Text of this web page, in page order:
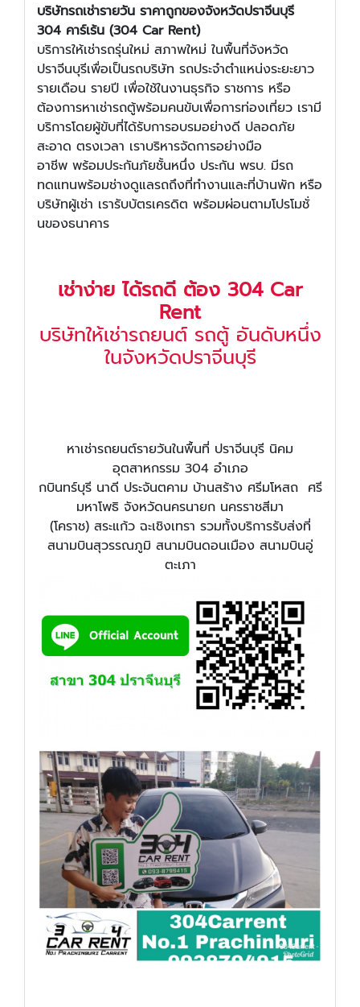
บริษัทรถเช่ารายวัน ราคาถูกของจังหวัดปราจีนบุรี
304 คาร์เร้น (304 Car Rent)
บริการให้เช่ารถรุ่นใหม่ สภาพใหม่ ในพื้นที่จังหวัด
ปราจีนบุรีเพื่อเป็นรถบริษัท รถประจำตำแหน่งระยะยาว
รายเดือน รายปี เพื่อใช้ในงานธุรกิจ ราชการ หรือ
ต้องการหาเช่ารถตู้พร้อมคนขับเพื่อการท่องเที่ยว เรามี
บริการโดยผู้ขับที่ได้รับการอบรมอย่างดี ปลอดภัย
สะอาด ตรงเวลา เราบริหารจัดการอย่างมือ
อาชีพ พร้อมประกันภัยชั้นหนึ่ง ประกัน พรบ. มีรถ
ทดแทนพร้อมช่างดูแลรถถึงที่ทำงานและที่บ้านพัก หรือ
บริษัทผู้เช่า เรารับบัตรเครดิต พร้อมผ่อนตามโปรโมชั่
นของธนาคาร
เช่าง่าย ได้รถดี ต้อง 304 Car
Rent
บริษัทให้เช่ารถยนต์ รถตู้ อันดับหนึ่ง
ในจังหวัดปราจีนบุรี
หาเช่ารถยนต์รายวันในพื้นที่ ปราจีนบุรี นิคม
อุตสาหกรรม 304 อำเภอ
กบินทร์บุรี นาดี ประจันตคาม บ้านสร้าง ศรีมโหสถ ศรี
มหาโพธิ จังหวัดนครนายก นครราชสีมา
(โคราช) สระแก้ว ฉะเชิงเทรา รวมทั้งบริการรับส่งที่
สนามบินสุวรรณภูมิ สนามบินดอนเมือง สนามบินอู่
ตะเภา